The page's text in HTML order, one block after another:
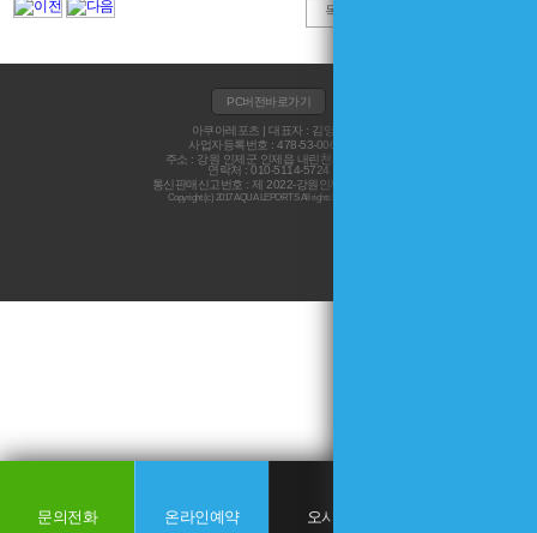
문의전화 온라인예약 오시는길
목록
PC버전바로가기
아쿠아레포츠 | 대표자 : 김양수
사업자등록번호 : 478-53-00626
주소 : 강원 인제군 인제읍 내린천로 5693
연락처 : 010-5114-5724
통신판매신고번호 : 제 2022-강원인제-0045 호
Copyright (c) 2017 AQUA LEPORTS All rights Reservred